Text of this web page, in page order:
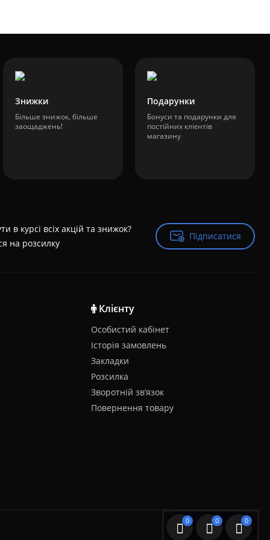
0 0 0
Знижки
Більше знижок, більше
заощаджень!
Подарунки
Бонуси та подарунки для
постійних клієнтів
магазину
в курсі всіх акцій та знижок?
на розсилку
Підписатися
Підписатися
Клієнту
Особистий кабінет
Історія замовлень
Закладки
Розсилка
Зворотній зв’язок
Повернення товару
SGK.com.ua © 2026